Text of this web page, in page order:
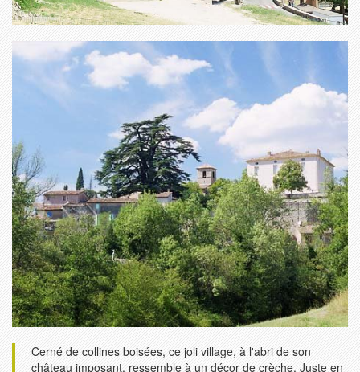
Cerné de collines boisées, ce joli village, à l'abri de son
château imposant, ressemble à un décor de crèche. Juste en